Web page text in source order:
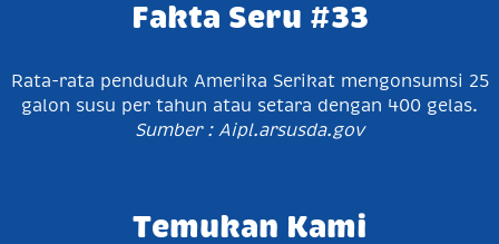
Fakta Seru #33
Rata-rata penduduk Amerika Serikat mengonsumsi 25
galon susu per tahun atau setara dengan 400 gelas.
Sumber : Aipl.arsusda.gov
Temukan Kami